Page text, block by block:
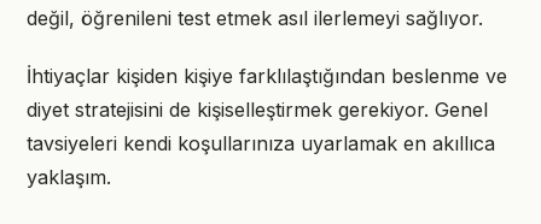
değil, öğrenileni test etmek asıl ilerlemeyi sağlıyor.
İhtiyaçlar kişiden kişiye farklılaştığından beslenme ve
diyet stratejisini de kişiselleştirmek gerekiyor. Genel
tavsiyeleri kendi koşullarınıza uyarlamak en akıllıca
yaklaşım.